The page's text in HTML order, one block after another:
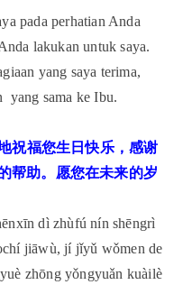
pada perhatian Anda
lakukan untuk saya.
yang saya terima,
yang sama ke Ibu.
祝福您生日快乐，感谢
帮助。愿您在未来的岁
dì zhùfú nín shēngrì
jiāwù, jí jǐyǔ wǒmen de
zhōng yǒngyuǎn kuàilè